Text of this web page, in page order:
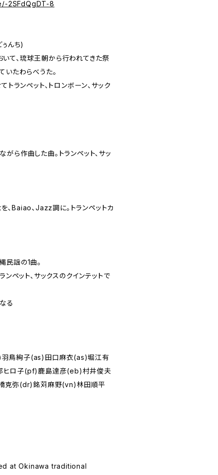
2SFdQgDT-8
んち)
て、琉球王朝から行われてきた祭
いたわらべうた。
ランペット、トロンボーン、サック
ら作曲した曲。トランペット、サッ
Baiao、Jazz調に。トランペットカ
民謡の1曲。
ペット、サックスのクインテットで
る
鳥絢子(as)田口麻衣(as)堀江有
ロ子(pf)鹿島達彦(eb)村井俊夫
弥(dr)銘苅麻野(vn)林田順平
at Okinawa traditional